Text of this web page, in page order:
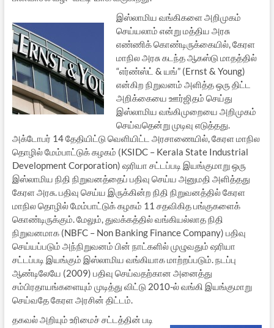
இஸ்லாமிய வங்கிகளை அறிமுகம்
செய்யலாம் என்று மத்திய அரசு
எண்ணிக் கொண்டிருக்கையில், கேரள
மாநில அரசு கடந்த ஆகஸ்டு மாதத்தில்
“எர்ண்ஸ்ட் & யங்” (Ernst & Young)
என்கிற நிறுவனம் அளித்த ஒரு திட்ட
அறிக்கையை ஊர்ஜிதம் செய்து
இஸ்லாமிய வங்கிமுறையை அறிமுகம்
செய்வதென்று முடிவு எடுத்தது.
அக்டோபர் 14 தேதியிட்டு வெளியிட்ட அரசாணையில், கேரள மாநில
தொழில் மேம்பாட்டுக் கழகம் (KSIDC – Kerala State Industrial
Development Corporation) ஷரியா சட்டப்படி இயங்குமாறு ஒரு
இஸ்லாமிய நிதி நிறுவனத்தைப் பதிவு செய்ய அனுமதி அளித்தது
கேரள அரசு. பதிவு செய்ய இருக்கின்ற நிதி நிறுவனத்தில் கேரள
மாநில தொழில் மேம்பாட்டுக் கழகம் 11 சதவிகித பங்குகளைக்
கொண்டிருக்கும். மேலும், துவக்கத்தில் வங்கியல்லாத நிதி
நிறுவனமாக (NBFC – Non Banking Finance Company) பதிவு
செய்யப்படும் அந்நிறுவனம் பின் நாட்களில் முழுவதும் ஷரியா
சட்டப்படி இயங்கும் இஸ்லாமிய வங்கியாக மாற்றப்படும். நடப்பு
ஆண்டிலேயே (2009) பதிவு செய்வதற்கான அனைத்து
சம்பிரதாயங்களையும் முடித்து விட்டு 2010-ல் வங்கி இயங்குமாறு
செய்வதே கேரள அரசின் திட்டம்.
தகவல் அறியும் உரிமைச் சட்டத்தின் படி